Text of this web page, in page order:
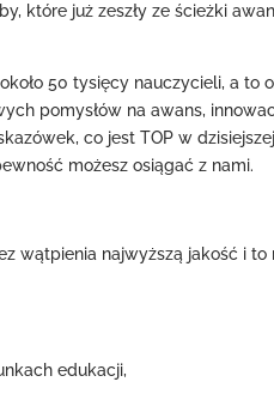
które już zeszły ze ścieżki
50 tysięcy nauczycieli, a to
pomysłów na awans,
co jest TOP w
możesz osiągać z nami.
wątpienia najwyższą jakość i to
edukacji,